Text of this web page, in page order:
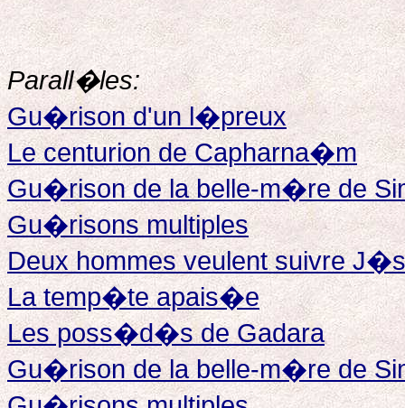
Parall�les:
Gu�rison d'un l�preux
Le centurion de Capharna�m
Gu�rison de la belle-m�re de
Gu�risons multiples
Deux hommes veulent suivre
La temp�te apais�e
Les poss�d�s de Gadara
Gu�rison de la belle-m�re de